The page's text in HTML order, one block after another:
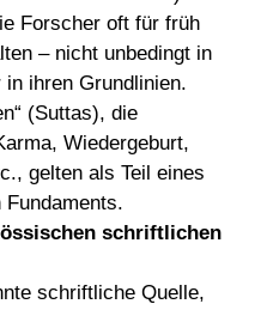
Forscher oft für früh
– nicht unbedingt in
ihren Grundlinien.
(Suttas), die
Wiedergeburt,
gelten als Teil eines
Fundaments.
schriftlichen
schriftliche Quelle,